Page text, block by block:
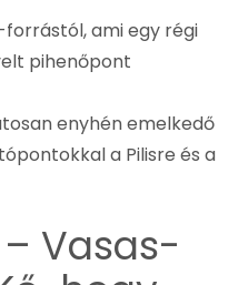
ami egy régi
pihenőpont
enyhén emelkedő
a Pilisre és a
Vasas-